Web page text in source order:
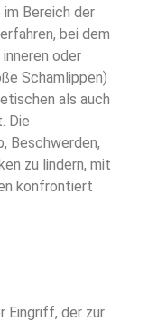
Bereich der
bei dem
oder
Schamlippen)
als auch
Die
Beschwerden,
zu lindern, mit
konfrontiert
Eingriff, der zur